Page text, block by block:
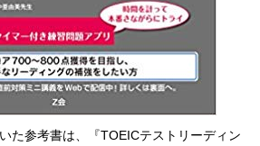
た参考書は、『TOEICテストリーディン